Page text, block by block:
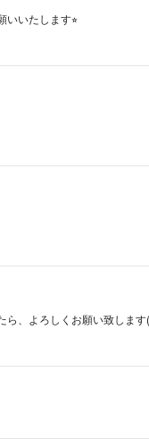
いたします⭐︎
ら、よろしくお願い致します